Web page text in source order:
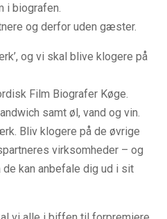
i biografen.
og derfor uden gæster.
og vi skal blive klogere på
Film Biografer Køge.
samt øl, vand og vin.
Bliv klogere på de øvrige
virksomheder – og
de kan anbefale dig ud i sit